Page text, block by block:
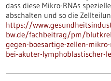
dass diese Mikro-RNAs
abschalten und so die
https://
bw.de/fachbeitrag/pm/
gegen-boesartige-zellen-
bei-akuter-lymphoblastischer-